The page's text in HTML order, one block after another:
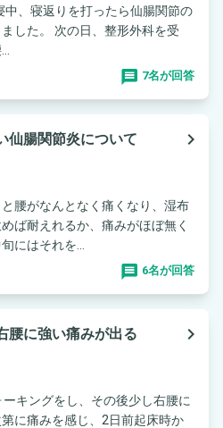
、寝返りを打ったら仙腸関節の
形外科を受
7名が回答
仙腸関節炎について
navigate_next
腰がなんとなく痛くなり、湿布
ば耐えれるか、痛みがほぼ無く
にはそれを...
6名が回答
腰に強い痛みが出る
navigate_next
キングをし、その後少し右腰に
に痛みを感じ、2日前起床時か